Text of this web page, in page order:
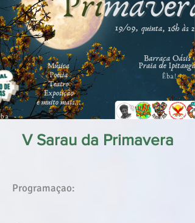
V Sarau da Primavera
Programaçao: